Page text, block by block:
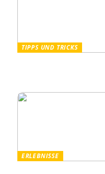
TIPPS UND TRICKS
ERLEBNISSE